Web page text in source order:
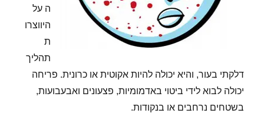
ה על
היווצרו
ת
תהליך
דלקתי בעור, והיא יכולה להיות אקוטית או כרונית. פריחה
יכולה לבוא לידי ביטוי באדמומיות, פצעונים ואבעבועות,
בשטחים נרחבים או בנקודות.